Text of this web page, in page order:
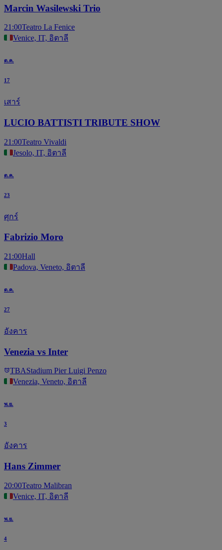
Marcin Wasilewski Trio
21:00Teatro La Fenice
Venice, IT, อิตาลี
ต.ค.
17
เสาร์
LUCIO BATTISTI TRIBUTE SHOW
21:00Teatro Vivaldi
Jesolo, IT, อิตาลี
ต.ค.
23
ศุกร์
Fabrizio Moro
21:00Hall
Padova, Veneto, อิตาลี
ต.ค.
27
อังคาร
Venezia vs Inter
TBAStadium Pier Luigi Penzo
Venezia, Veneto, อิตาลี
พ.ย.
3
อังคาร
Hans Zimmer
20:00Teatro Malibran
Venice, IT, อิตาลี
พ.ย.
4